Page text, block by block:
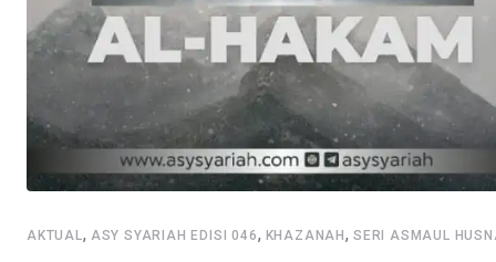
AKTUAL, ASY SYARIAH EDISI 046, KHAZANAH,SERI ASMAUL